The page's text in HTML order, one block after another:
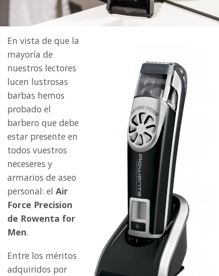
En vista de que la
mayoría de
nuestros lectores
lucen lustrosas
barbas hemos
probado el
barbero que debe
estar presente en
todos vuestros
neceseres y
armarios de aseo
personal: el Air
Force Precision
de Rowenta for
Men.
Entre los méritos
adquiridos por